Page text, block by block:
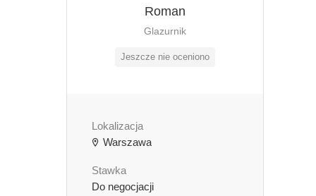
Roman
Glazurnik
Jeszcze nie oceniono
Lokalizacja
Warszawa
Stawka
Do negocjacji